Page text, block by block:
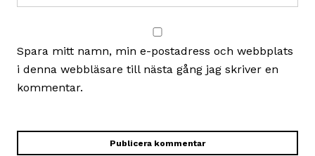
Spara mitt namn, min e-postadress och webbplats
i denna webbläsare till nästa gång jag skriver en
kommentar.